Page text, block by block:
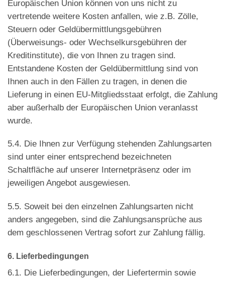
Europäischen Union können von uns nicht zu
vertretende weitere Kosten anfallen, wie z.B. Zölle,
Steuern oder Geldübermittlungsgebühren
(Überweisungs- oder Wechselkursgebühren der
Kreditinstitute), die von Ihnen zu tragen sind.
Entstandene Kosten der Geldübermittlung sind von
Ihnen auch in den Fällen zu tragen, in denen die
Lieferung in einen EU-Mitgliedsstaat erfolgt, die Zahlung
aber außerhalb der Europäischen Union veranlasst
wurde.
5.4. Die Ihnen zur Verfügung stehenden Zahlungsarten
sind unter einer entsprechend bezeichneten
Schaltfläche auf unserer Internetpräsenz oder im
jeweiligen Angebot ausgewiesen.
5.5. Soweit bei den einzelnen Zahlungsarten nicht
anders angegeben, sind die Zahlungsansprüche aus
dem geschlossenen Vertrag sofort zur Zahlung fällig.
6. Lieferbedingungen
6.1. Die Lieferbedingungen, der Liefertermin sowie